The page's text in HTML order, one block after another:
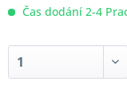
Čas dodání 2-4